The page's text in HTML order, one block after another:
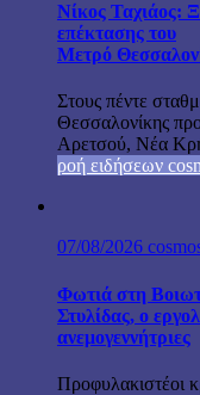
Νίκος Ταχιάος:
επέκτασης του
Μετρό
Στους πέντε
Θεσσαλονίκης
Αρετσού, Νέα
ροή ειδήσεων
07/08/2026
Φωτιά στη
Στυλίδας, ο
ανεμογεννήτριες
Προφυλακιστέοι